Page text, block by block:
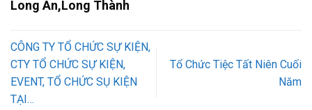
Long An,Long Thành
CÔNG TY TỔ CHỨC SỰ KIỆN,
CTY TỔ CHỨC SỰ KIỆN,
EVENT, TỔ CHỨC SỤ KIỆN
TẠI…
Tổ Chức Tiệc Tất Niên Cuối
Năm